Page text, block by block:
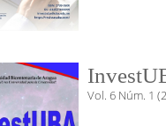
Vol. 6 Núm. 1